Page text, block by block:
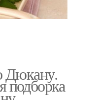
Дюкану.
подборка